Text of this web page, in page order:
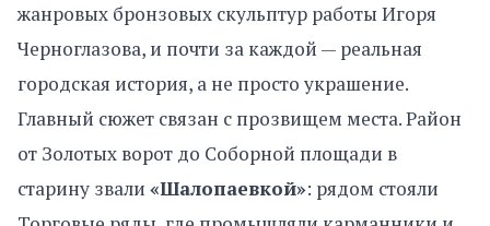
жанровых бронзовых скульптур работы Игоря
Черноглазова, и почти за каждой — реальная
городская история, а не просто украшение.
Главный сюжет связан с прозвищем места. Район
от Золотых ворот до Соборной площади в
старину звали «Шалопаевкой»: рядом стояли